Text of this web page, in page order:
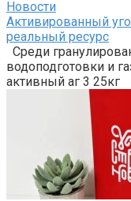
Новости
Активированный
реальный ресурс
Среди
водоподготовки и
активный аг 3 25кг